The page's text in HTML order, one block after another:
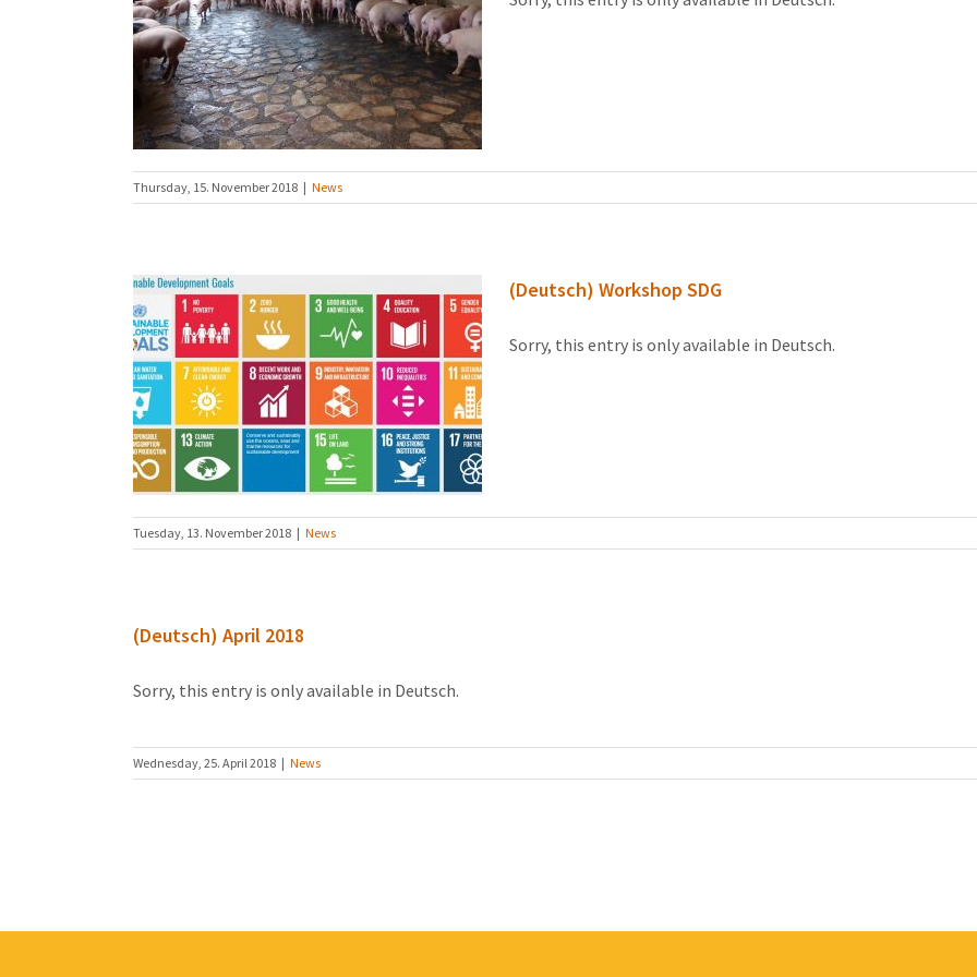
Thursday, 15. November 2018 | News
(Deutsch) Workshop SDG
Sorry, this entry is only available in Deutsch.
Tuesday, 13. November 2018 | News
(Deutsch) April 2018
Sorry, this entry is only available in Deutsch.
Wednesday, 25. April 2018 | News